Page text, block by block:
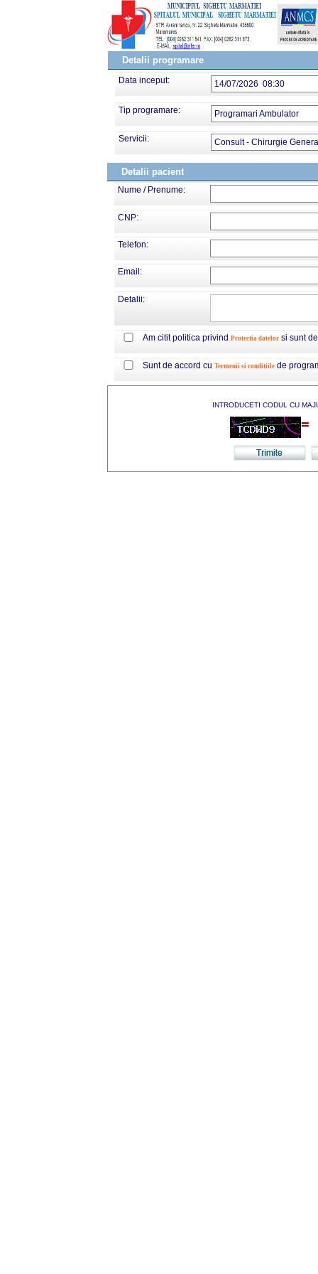
Detalii programare
Data inceput: 14/07/2026 08:30
Tip programare: Programari Ambulator
Servicii: Consult - Chirurgie
Detalii pacient
Nume / Prenume:
CNP:
Telefon:
Email:
Detalii:
Am citit politica privind Protectia datelor si sunt
Sunt de accord cu Termenii si conditiile de
INTRODUCETI CODUL CU
=